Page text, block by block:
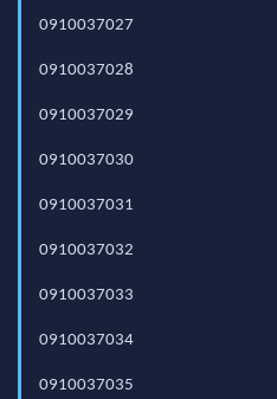
0910037027
0910037028
0910037029
0910037030
0910037031
0910037032
0910037033
0910037034
0910037035